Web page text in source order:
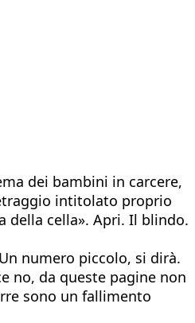
dei bambini in carcere,
intitolato proprio
della cella». Apri. Il blindo.
numero piccolo, si dirà.
no, da queste pagine non
sono un fallimento